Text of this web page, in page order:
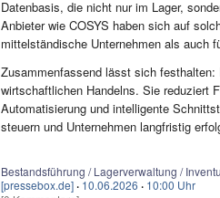
Datenbasis, die nicht nur im Lager,
Anbieter wie COSYS haben sich auf
mittelständische Unternehmen als auch
Zusammenfassend lässt sich
wirtschaftlichen Handelns. Sie reduziert
Automatisierung und intelligente
steuern und Unternehmen langfristig
Bestandsführung / Lagerverwaltung /
[pressebox.de] · 10.06.2026 · 10:00 Uhr